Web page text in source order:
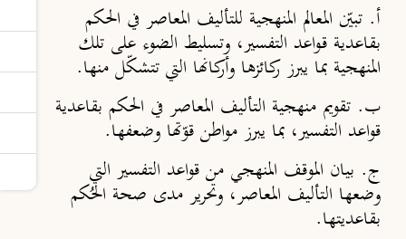
أ. تبيّن المعالم المنهجية للتأليف المعاصر في الحكم
بقاعدية قـواعد التفسير، وتسليط الضوء على تلك
المنهجية بما يبرز ركائزها وأركانها التي تتشكّل منها.
ب. تقويم منهجية التأليف المعاصر في الحكم بقاعدية
قواعد التفسير، بما يبرز مواطن قوّتها وضعفها.
ج. بيان الموقف المنهجي من قواعد التفسير التي
وضعها التأليف المعاصر، وتحرير مدى صحة الحُكم
بقاعديتها.